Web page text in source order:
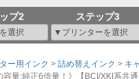
プ2 ステップ3
ー用インク 詰め替えインク
キ
容量:純正6倍量！》【BCI/XKI系